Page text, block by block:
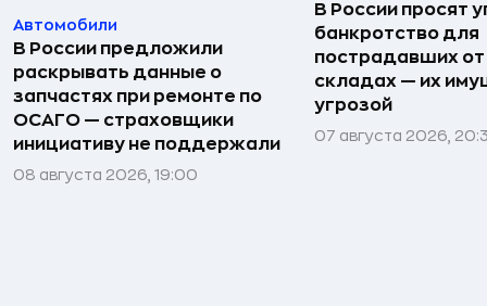
Автомобили
В России предложили
раскрывать данные о
запчастях при ремонте по
ОСАГО — страховщики
инициативу не поддержали
08 августа 2026, 19:00
В России просят
банкротство для
пострадавших
складах — их
угрозой
07 августа 2026,